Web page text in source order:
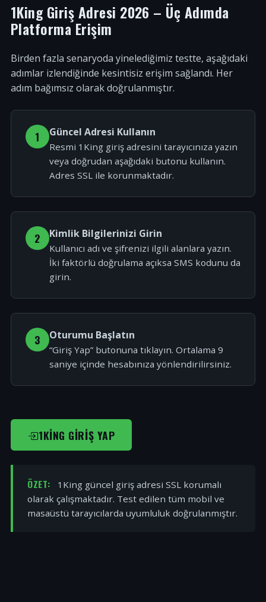
1King Giriş Adresi 2026 – Üç Adımda
Platforma Erişim
Birden fazla senaryoda yinelediğimiz testte, aşağıdaki
adımlar izlendiğinde kesintisiz erişim sağlandı. Her
adım bağımsız olarak doğrulanmıştır.
1 Güncel Adresi Kullanın
Resmi 1King giriş adresini tarayıcınıza yazın
veya doğrudan aşağıdaki butonu kullanın.
Adres SSL ile korunmaktadır.
2 Kimlik Bilgilerinizi Girin
Kullanıcı adı ve şifrenizi ilgili alanlara yazın.
İki faktörlü doğrulama açıksa SMS kodunu da
girin.
3 Oturumu Başlatın
“Giriş Yap” butonuna tıklayın. Ortalama 9
saniye içinde hesabınıza yönlendirilirsiniz.
1KING GIRIŞ YAP
ÖZET:
1King güncel giriş adresi SSL korumalı
olarak çalışmaktadır. Test edilen tüm mobil ve
masaüstü tarayıcılarda uyumluluk doğrulanmıştır.